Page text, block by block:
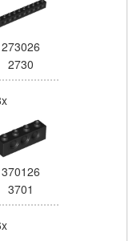
273026
2730
370126
3701